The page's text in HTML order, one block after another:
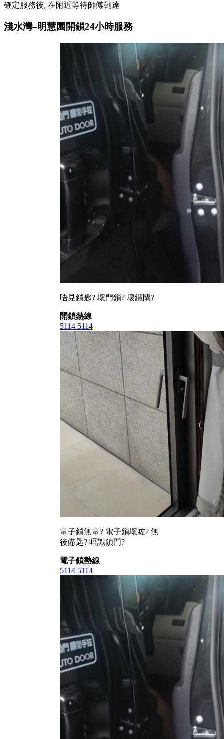
確定服務後, 在附近等待師傅到達
淺水灣–明慧園開鎖24小時服務
唔見鎖匙? 壞門鎖? 壞鐵閘?
開鎖熱線
5114 5114
電子鎖無電? 電子鎖壞咗? 無
後備匙? 唔識鎖門?
電子鎖熱線
5114 5114